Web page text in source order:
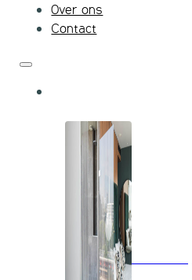
Over ons
Contact